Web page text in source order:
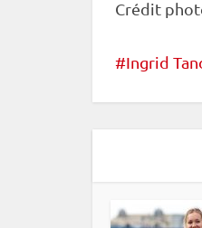
Crédit
Ingrid